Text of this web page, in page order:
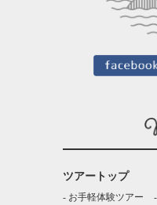
ツアートップ
お手軽体験ツアー